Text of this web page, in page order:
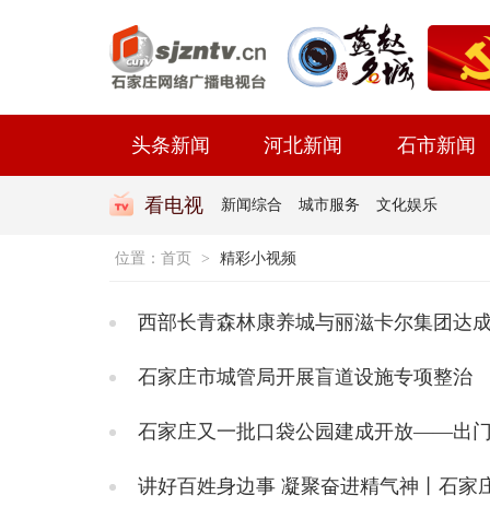
头条新闻 河北新闻 石市新闻
看电视 新闻综合 城市服务 文化娱乐
位置： 首页 > 精彩小视频
西部长青森林康养城与丽滋卡尔集团达
石家庄市城管局开展盲道设施专项整治
石家庄又一批口袋公园建成开放——出
讲好百姓身边事 凝聚奋进精气神丨石家